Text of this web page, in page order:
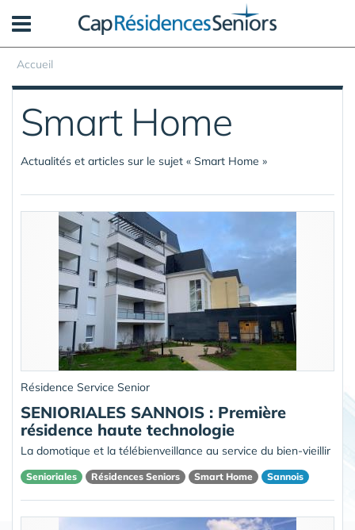
Accueil
Smart Home
Actualités et articles sur le sujet « Smart Home »
Résidence Service Senior
SENIORIALES SANNOIS : Première
résidence haute technologie
La domotique et la télébienveillance au service du bien-vieillir
Senioriales Résidences Seniors Smart Home Sannois